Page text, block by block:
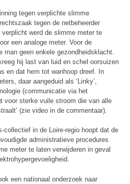
tegen verplichte slimme
tegen de netbeheerder
werd de slimme meter te
een analoge meter. Voor de
man geen enkele gezondheidsklacht.
hij last van luid en schel oorsuizen
en dat hem tot wanhoop dreef. In
daar aangeduid als ‘Linky’,
(communicatie via het
voor sterke vuile stroom die van alle
(zie video in de commentaar).
collectief in de Loire-regio hoopt dat de
administratieve procedures
meter te laten verwijderen in geval
een nationaal onderzoek naar